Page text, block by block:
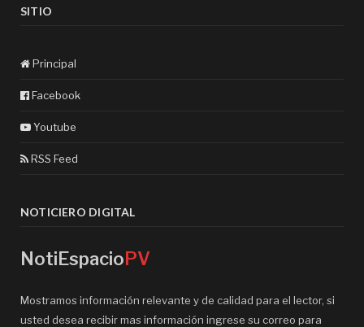
SITIO
Principal
Facebook
Youtube
RSS Feed
NOTICIERO DIGITAL
NotiEspacioPV
Mostramos información relevante y de calidad para el lector, si
usted desea recibir mas información ingrese su correo para